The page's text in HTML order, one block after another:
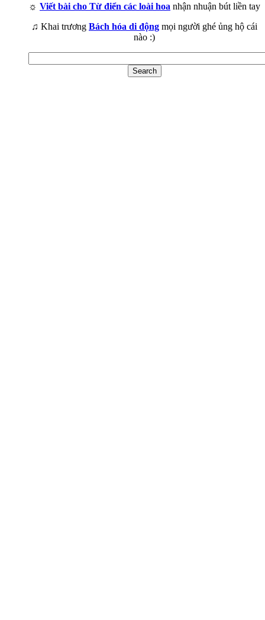
☼ Viết bài cho Từ điển các loài hoa nhận nhuận bút liền tay
♫ Khai trương Bách hóa di động mọi người ghé ủng hộ cái
nào :)